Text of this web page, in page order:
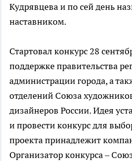
Кудрявцева и по сей день
наставником.
Стартовал конкурс 28
поддержке правительства
администрации города, а
отделений Союза
дизайнеров России. Идея
и провести конкурс для
проекта принадлежит
Организатор конкурса –